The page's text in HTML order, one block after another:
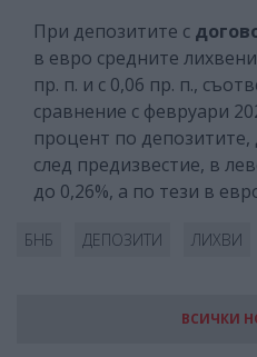
При депозитите с
в евро средните
пр. п. и с 0,06 пр. п.,
сравнение с февруари
процент по
след предизвестие, в
до 0,26%, а по тези в
БНБ ДЕПОЗИТИ ЛИХВИ
ВСИЧКИ